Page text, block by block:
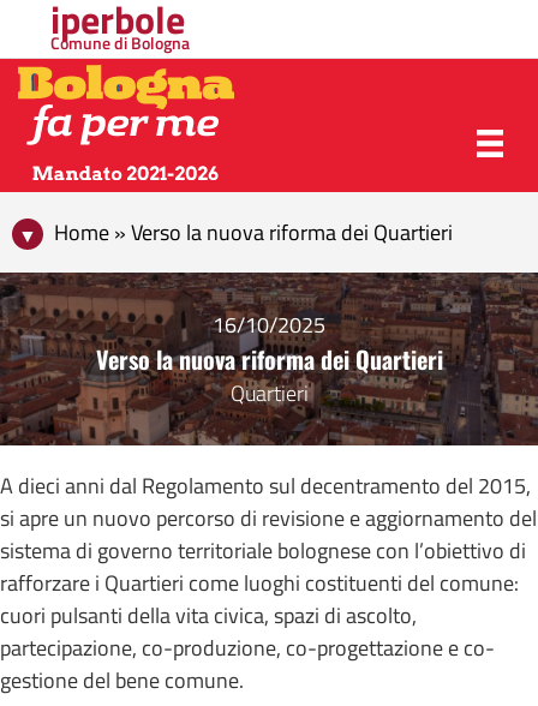
iperbole
Comune di Bologna
Home » Verso la nuova riforma dei Quartieri
16/10/2025
Verso la nuova riforma dei Quartieri
Quartieri
A dieci anni dal Regolamento sul decentramento del 2015,
si apre un nuovo percorso di revisione e aggiornamento del
sistema di governo territoriale bolognese con l’obiettivo di
rafforzare i Quartieri come luoghi costituenti del comune:
cuori pulsanti della vita civica, spazi di ascolto,
partecipazione, co-produzione, co-progettazione e co-
gestione del bene comune.